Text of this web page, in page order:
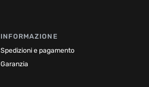
INFORMAZIONE
Spedizioni e pagamento
Garanzia